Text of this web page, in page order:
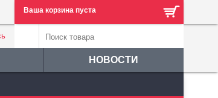
Ваша корзина пуста
НОВОСТИ